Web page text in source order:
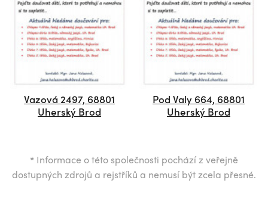
Vazová 2497, 68801
Uherský Brod
Pod Valy 664, 68801
Uherský Brod
* Informace o této společnosti pochází z veřejně
dostupných zdrojů a rejstříků a nemusí být zcela přesné.